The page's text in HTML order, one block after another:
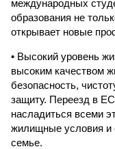
международных
образования не
открывает новые
• Высокий уровень
высоким качеством
безопасность,
защиту. Переезд в
насладиться всеми
жилищные условия и
семье.